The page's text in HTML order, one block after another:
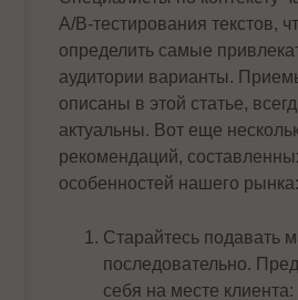
А/В-тестирования текстов,
определить самые
аудитории варианты.
описаны в этой статье,
актуальны. Вот еще
рекомендаций,
особенностей нашего рынка:
Старайтесь подавать
последовательно.
себя на месте